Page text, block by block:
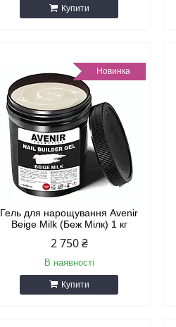
Купити
Новинка
Гель для нарощування Avenir
Beige Milk (Беж Мілк) 1 кг
2 750 ₴
В наявності
Купити